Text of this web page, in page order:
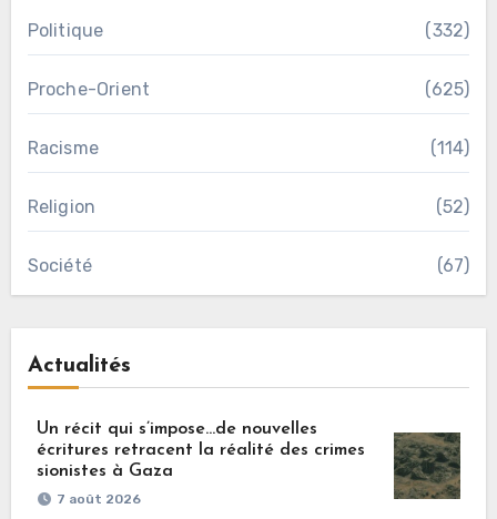
Politique (332)
Proche-Orient (625)
Racisme (114)
Religion (52)
Société (67)
Actualités
Un récit qui s’impose…de nouvelles
écritures retracent la réalité des crimes
sionistes à Gaza
7 août 2026